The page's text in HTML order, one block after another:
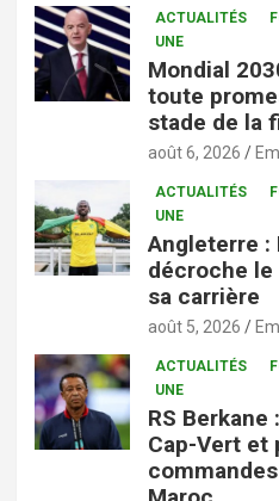
ACTUALITÉS
UNE
Mondial
toute
stade de la
août 6, 2026
ACTUALITÉS
UNE
Angleterre :
décroche le
sa carrière
août 5, 2026
ACTUALITÉS
UNE
RS
Cap-Vert et